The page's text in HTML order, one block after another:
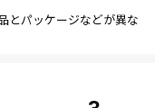
とパッケージなどが異な